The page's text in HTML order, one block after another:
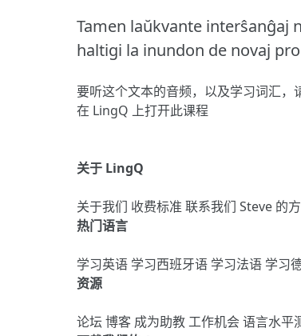
Tamen laŭkvante interŝanĝaj
haltigi la inundon de novaj
要听这个文本的音频，以及学习词汇，
在 LingQ 上打开此课程
关于 LingQ
关于我们 收费标准 联系我们 Steve 的
热门语言
学习英语 学习西班牙语 学习法语 学习
资源
论坛 博客 成为助教工作机会语言水平